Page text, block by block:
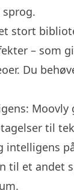
stort
– som
Du
Moovly
til
til et andet